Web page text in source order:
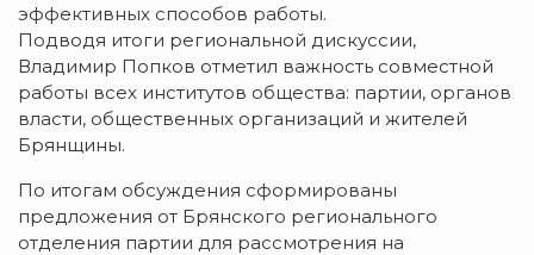
эффективных способов работы.
Подводя итоги региональной дискуссии,
Владимир Попков отметил важность совместной
работы всех институтов общества: партии, органов
власти, общественных организаций и жителей
Брянщины.
По итогам обсуждения сформированы
предложения от Брянского регионального
отделения партии для рассмотрения на